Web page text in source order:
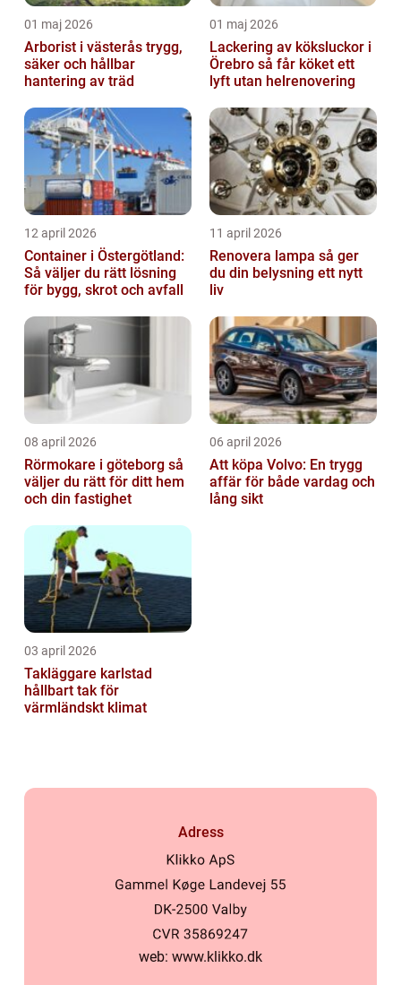
01 maj 2026
Arborist i västerås trygg,
säker och hållbar
hantering av träd
01 maj 2026
Lackering av köksluckor i
Örebro så får köket ett
lyft utan helrenovering
12 april 2026
Container i Östergötland:
Så väljer du rätt lösning
för bygg, skrot och avfall
11 april 2026
Renovera lampa så ger
du din belysning ett nytt
liv
08 april 2026
Rörmokare i göteborg så
väljer du rätt för ditt hem
och din fastighet
06 april 2026
Att köpa Volvo: En trygg
affär för både vardag och
lång sikt
03 april 2026
Takläggare karlstad
hållbart tak för
värmländskt klimat
Adress
web: www.klikko.dk